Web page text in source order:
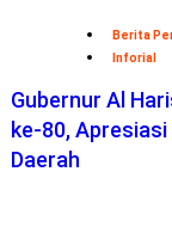
Berita
Inforial
Gubernur Al
ke-80,
Daerah